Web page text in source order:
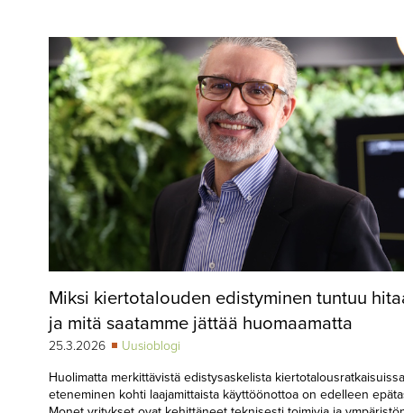
ARKISTO
TILAUSASIAT
MEDIATIEDOT
TIETOA
LEHDESTÄ
TAPAHTUMAT
YHTEYSTIEDOT
Miksi kiertotalouden edistyminen tuntuu
ja mitä saatamme jättää huomaamatta
25.3.2026 Uusioblogi
Huolimatta merkittävistä edistysaskelista kiertotalousratkaisuissa
eteneminen kohti laajamittaista käyttöönottoa on edelleen